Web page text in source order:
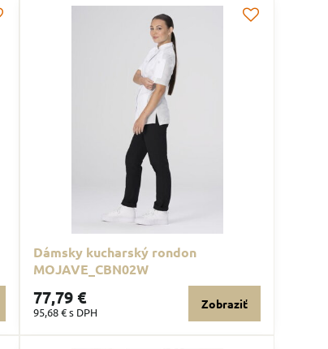
Dámsky kucharský rondon
MOJAVE_CBN02W
77,79 €
95,68 €s DPH
Zobraziť